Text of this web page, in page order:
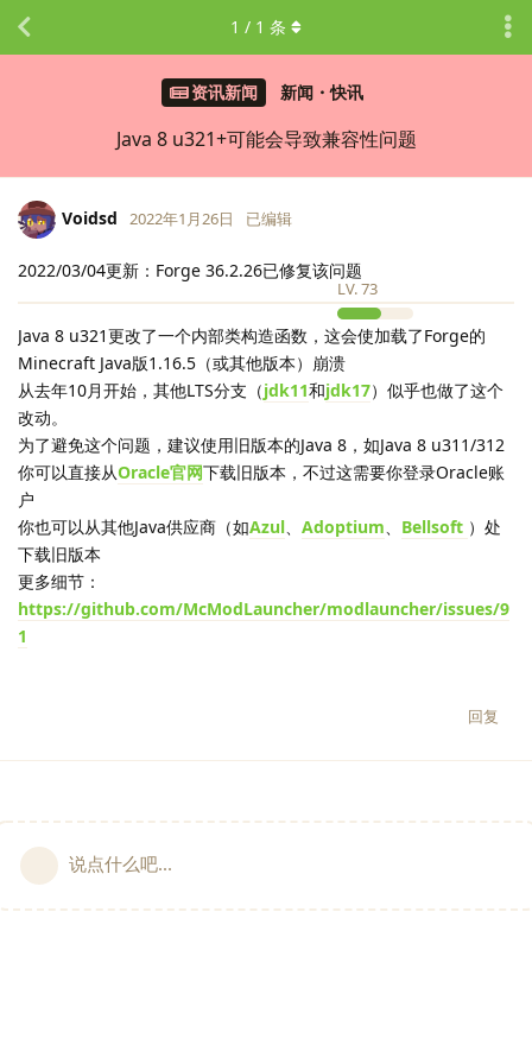
资讯新闻 新闻・快讯
Java 8 u321+可能会导致兼容性问题
1 / 1 条
Voidsd
LV.73
2022年1月26日 已编辑
2022/03/04更新：Forge 36.2.26已修复该问题
Java 8 u321更改了一个内部类构造函数，这会使加载了Forge的
Minecraft Java版1.16.5（或其他版本）崩溃
从去年10月开始，其他LTS分支（jdk11和jdk17）似乎也做了这个
改动。
为了避免这个问题，建议使用旧版本的Java 8，如Java 8 u311/312
你可以直接从Oracle官网下载旧版本，不过这需要你登录Oracle账
户
你也可以从其他Java供应商（如Azul Adoptium Bellsoft ）处
下载旧版本
更多细节：
https://github.com/McModLauncher/modlauncher/issues/9
1
回复
说点什么吧...